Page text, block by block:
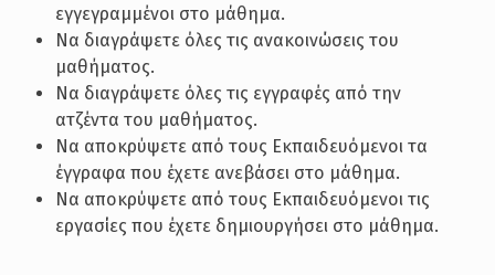
εγγεγραμμένοι στο μάθημα.
Να διαγράψετε όλες τις ανακοινώσεις του
μαθήματος.
Να διαγράψετε όλες τις εγγραφές από την
ατζέντα του μαθήματος.
Να αποκρύψετε από τους Εκπαιδευόμενοι τα
έγγραφα που έχετε ανεβάσει στο μάθημα.
Να αποκρύψετε από τους Εκπαιδευόμενοι τις
εργασίες που έχετε δημιουργήσει στο μάθημα.